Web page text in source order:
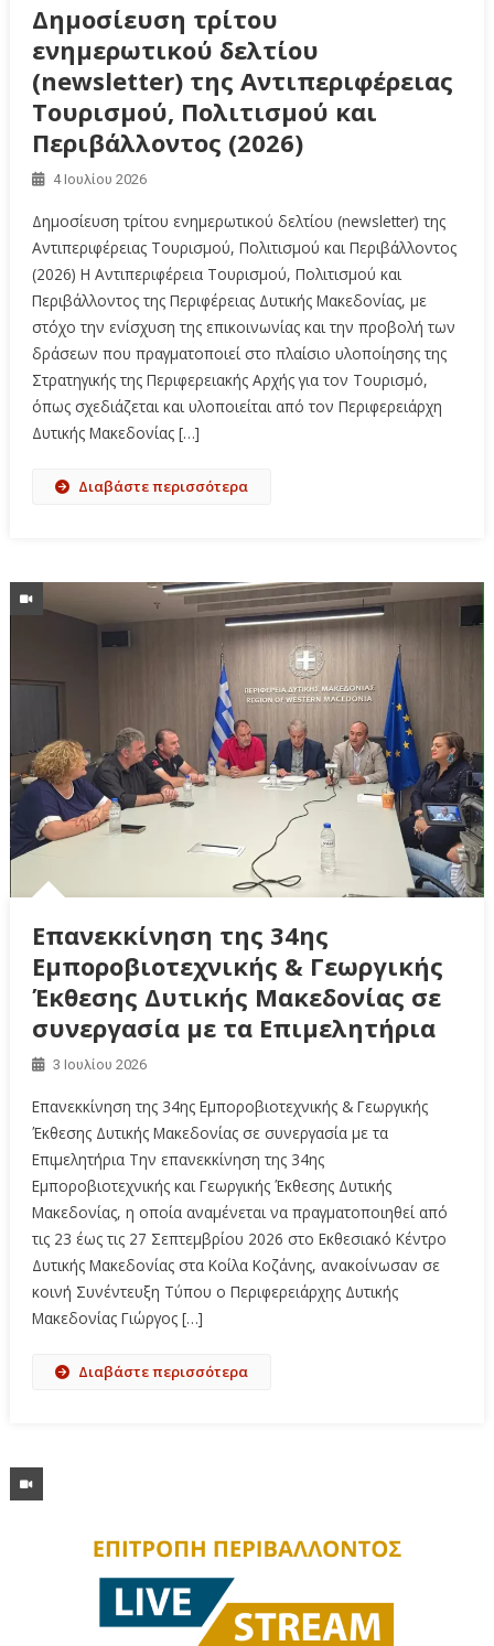
Δημοσίευση τρίτου
ενημερωτικού δελτίου
(newsletter) της Αντιπεριφέρειας
Τουρισμού, Πολιτισμού και
Περιβάλλοντος (2026)
4 Ιουλίου 2026
Δημοσίευση τρίτου ενημερωτικού δελτίου (newsletter) της
Αντιπεριφέρειας Τουρισμού, Πολιτισμού και Περιβάλλοντος
(2026) Η Αντιπεριφέρεια Τουρισμού, Πολιτισμού και
Περιβάλλοντος της Περιφέρειας Δυτικής Μακεδονίας, με
στόχο την ενίσχυση της επικοινωνίας και την προβολή των
δράσεων που πραγματοποιεί στο πλαίσιο υλοποίησης της
Στρατηγικής της Περιφερειακής Αρχής για τον Τουρισμό,
όπως σχεδιάζεται και υλοποιείται από τον Περιφερειάρχη
Δυτικής Μακεδονίας […]
Διαβάστε περισσότερα
Επανεκκίνηση της 34ης
Εμποροβιοτεχνικής & Γεωργικής
Έκθεσης Δυτικής Μακεδονίας σε
συνεργασία με τα Επιμελητήρια
3 Ιουλίου 2026
Επανεκκίνηση της 34ης Εμποροβιοτεχνικής & Γεωργικής
Έκθεσης Δυτικής Μακεδονίας σε συνεργασία με τα
Επιμελητήρια Την επανεκκίνηση της 34ης
Εμποροβιοτεχνικής και Γεωργικής Έκθεσης Δυτικής
Μακεδονίας, η οποία αναμένεται να πραγματοποιηθεί από
τις 23 έως τις 27 Σεπτεμβρίου 2026 στο Εκθεσιακό Κέντρο
Δυτικής Μακεδονίας στα Κοίλα Κοζάνης, ανακοίνωσαν σε
κοινή Συνέντευξη Τύπου ο Περιφερειάρχης Δυτικής
Μακεδονίας Γιώργος […]
Διαβάστε περισσότερα